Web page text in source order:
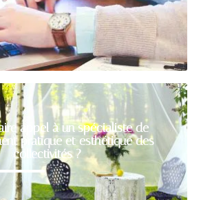
appel à un spécialiste de
pratique et esthétique des
collectivités ?